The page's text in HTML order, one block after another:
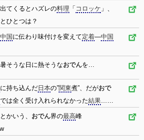
てくるとハズレの料理 「 コロッケ 」、
ひとつは？
中国 に伝わり味付けを変えて定着―中国
そうな日に熱そうなおでんを…
に持ち込んだ 日本の”関東煮”、だがおで
では全く受け入れられなかった結果……
かいう、 おでん界の最高峰